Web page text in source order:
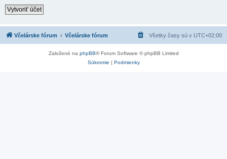
Vytvoriť účet
Včelárske fórum Včelárske fórum Všetky časy sú v UTC+02:00
Založené na phpBB® Forum Software © phpBB Limited
Súkromie | Podmienky